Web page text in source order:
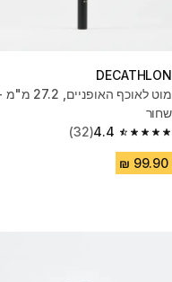
DECATHLON
מוט לאוכף האופניים, 27.2
שחור
4.4
4.4 out of 5 stars from 32 reviews
(32)